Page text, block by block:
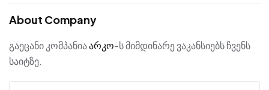
About Company
გაეცანი კომპანიაარკო-ს მიმდინარე ვაკანსიებს ჩვენს
საიტზე.